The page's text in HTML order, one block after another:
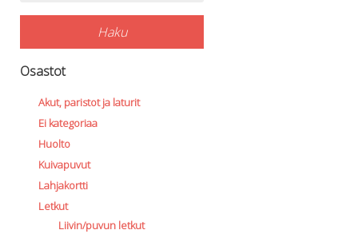
Haku
Osastot
Akut, paristot ja laturit
Ei kategoriaa
Huolto
Kuivapuvut
Lahjakortti
Letkut
Liivin/puvun letkut